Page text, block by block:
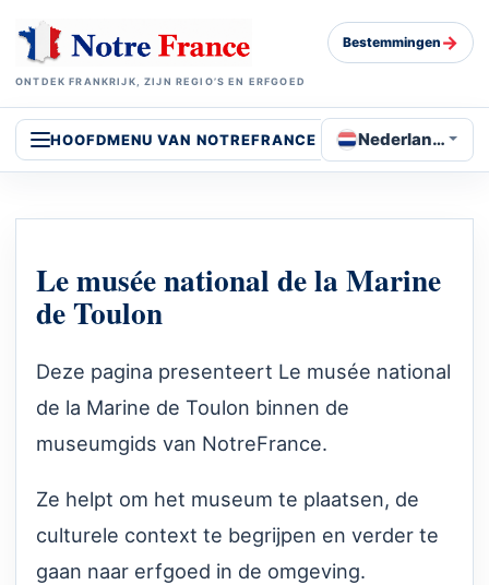
ONTDEK FRANKRIJK, ZIJN REGIO’S EN ERFGOED
Bestemmingen →
HOOFDMENU VAN NOTREFRANCE Nederlands
Le musée national de la Marine
de Toulon
Deze pagina presenteert Le musée national
de la Marine de Toulon binnen de
museumgids van NotreFrance.
Ze helpt om het museum te plaatsen, de
culturele context te begrijpen en verder te
gaan naar erfgoed in de omgeving.